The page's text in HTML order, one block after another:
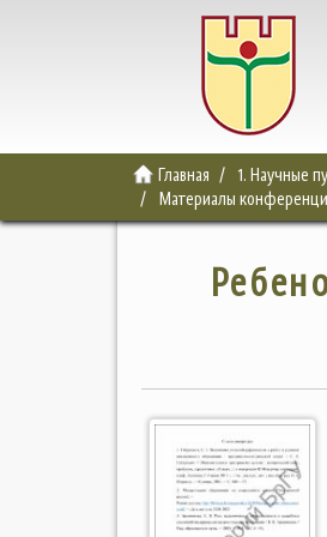
Главная 1. Научные
Материалы